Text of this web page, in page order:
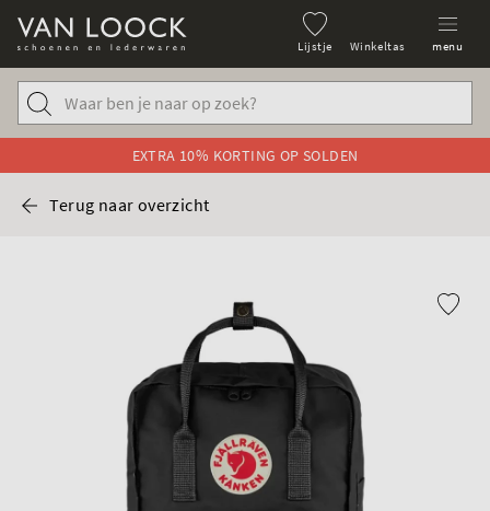
Lijstje Winkeltas menu
EXTRA 10% KORTING OP SOLDEN
Terug naar overzicht